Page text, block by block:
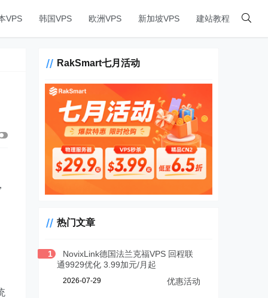
VPS 韩国VPS 欧洲VPS 新加坡VPS 建站教程
RakSmart七月活动
热门文章
1
NovixLink德国法兰克福VPS 回程联
通9929优化 3.99加元/月起
2026-07-29 优惠活动